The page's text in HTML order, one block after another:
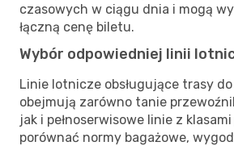
czasowych w ciągu dnia i mogą
łączną cenę biletu.
Wybór odpowiedniej linii
Linie lotnicze obsługujące trasy
obejmują zarówno tanie
jak i pełnoserwisowe linie z
porównać normy bagażowe,